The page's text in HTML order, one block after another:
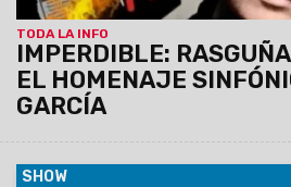
TODA LA INFO
IMPERDIBLE:
EL HOMENAJE
GARCÍA
SHOW